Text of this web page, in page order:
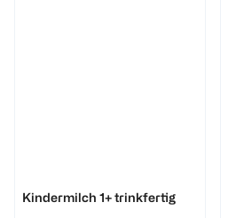
Kindermilch 1+ trinkfertig